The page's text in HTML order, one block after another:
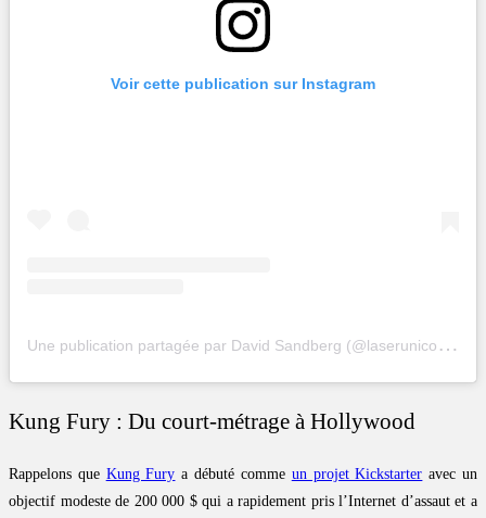
Voir cette publication sur Instagram
U
ne publication partagée par David Sandberg (@laserunicorns)
Kung Fury : Du court-métrage à Hollywood
Rappelons que Kung Fury a débuté comme un projet Kickstarter avec un
objectif modeste de 200 000 $ qui a rapidement pris l’Internet d’assaut et a